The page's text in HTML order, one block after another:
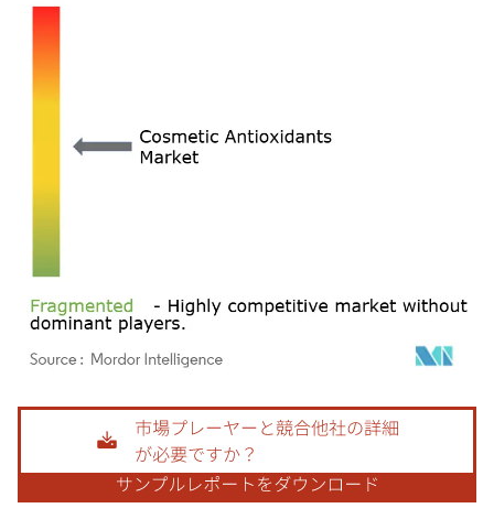
画像 © Mordor Intelligence。再利用にはCC BY 4.0の表示が必要です。